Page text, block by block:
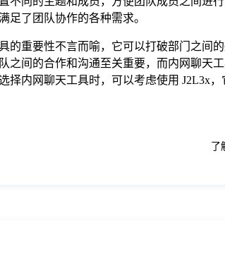
足了团队协作的各种需求。
的重要性不言而喻，它可以打破部门之间
之间的合作和沟通至关重要，而内网聊天
择内网聊天工具时，可以考虑使用 J2L3x，
了